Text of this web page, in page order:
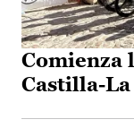
Comienza
Castilla-